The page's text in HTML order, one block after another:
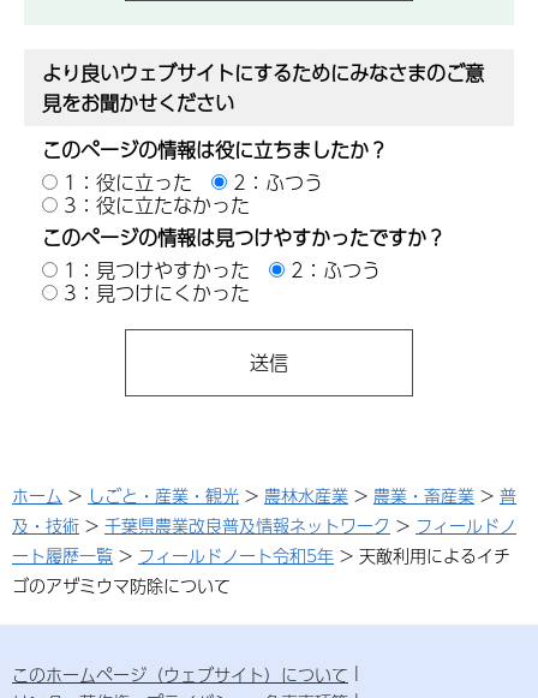
より良いウェブサイトにするためにみなさまのご意
見をお聞かせください
このページの情報は役に立ちましたか？
1：役に立った
2：ふつう
3：役に立たなかった
このページの情報は見つけやすかったですか？
1：見つけやすかった
2：ふつう
3：見つけにくかった
ホーム > しごと・産業・観光 > 農林水産業 > 農業・畜産業 > 普
及・技術 > 千葉県農業改良普及情報ネットワーク > フィールドノ
ート履歴一覧 > フィールドノート令和5年 > 天敵利用によるイチ
ゴのアザミウマ防除について
このホームページ（ウェブサイト）について